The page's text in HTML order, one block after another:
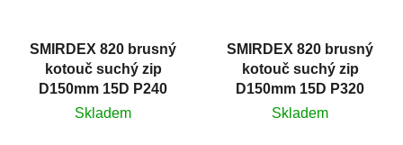
SMIRDEX 820 brusný
kotouč suchý zip
D150mm 15D P240
Skladem
SMIRDEX 820 brusný
kotouč suchý zip
D150mm 15D P320
Skladem